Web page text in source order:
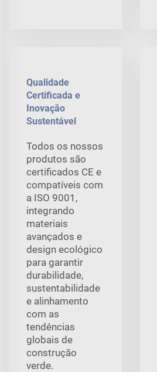
Qualidade
Certificada e
Inovação
Sustentável
Todos os nossos
produtos são
certificados CE e
compatíveis com
a ISO 9001,
integrando
materiais
avançados e
design ecológico
para garantir
durabilidade,
sustentabilidade
e alinhamento
com as
tendências
globais de
construção
verde.